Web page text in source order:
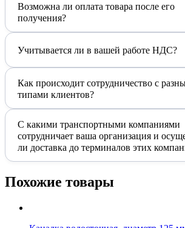
Возможна ли оплата товара после его
получения?
Учитывается ли в вашей работе НДС?
Как происходит сотрудничество с
типами клиентов?
С какими транспортными компаниями
сотрудничает ваша организация и
ли доставка до терминалов этих
Похожие товары